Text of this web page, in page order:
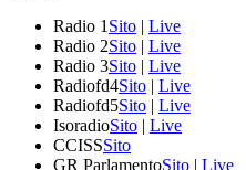
Radio 1 Sito | Live
Radio 2Sito | Live
Radio 3Sito | Live
Radiofd4Sito | Live
Radiofd5Sito | Live
IsoradioSito | Live
CCISSSito
GR ParlamentoSito | Live